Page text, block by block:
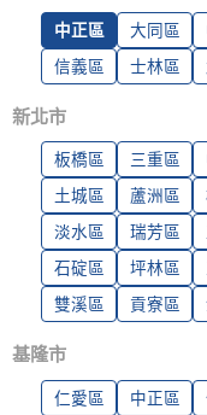
中正區 大同區
信義區
士林區
新北市
板橋區 三重區
土城區
蘆洲區
淡水區
瑞芳區
石碇區
坪林區
雙溪區
貢寮區
基隆市
仁愛區 中正區